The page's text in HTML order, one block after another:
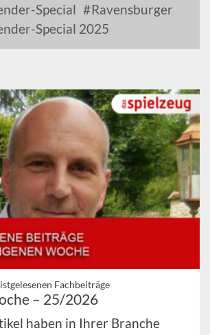
Special
Ravensburger
Special 2025
Fachbeiträge
– 25/2026
haben in Ihrer Branche